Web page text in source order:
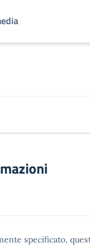
specificato,